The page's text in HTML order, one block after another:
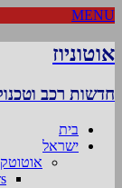
MENU
אוטוניוז
חדשות רכב
בית
ישראל
אוטוטק